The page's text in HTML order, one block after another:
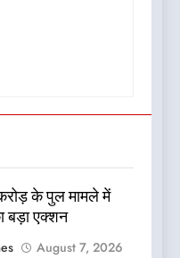
के पुल मामले में
बड़ा एक्शन
August 7, 2026